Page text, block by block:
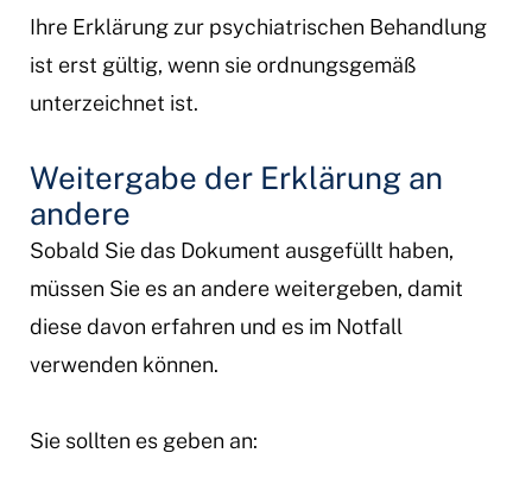
Ihre Erklärung zur psychiatrischen Behandlung
ist erst gültig, wenn sie ordnungsgemäß
unterzeichnet ist.
Weitergabe der Erklärung an
andere
Sobald Sie das Dokument ausgefüllt haben,
müssen Sie es an andere weitergeben, damit
diese davon erfahren und es im Notfall
verwenden können.
Sie sollten es geben an: